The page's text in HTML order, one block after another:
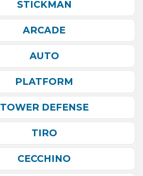
STICKMAN
ARCADE
AUTO
PLATFORM
TOWER DEFENSE
TIRO
CECCHINO